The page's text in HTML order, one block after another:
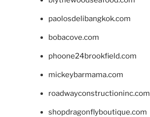
paolosdelibangkok.com
bobacove.com
phoone24brookfield.com
mickeybarmama.com
roadwayconstructioninc.com
shopdragonflyboutique.com